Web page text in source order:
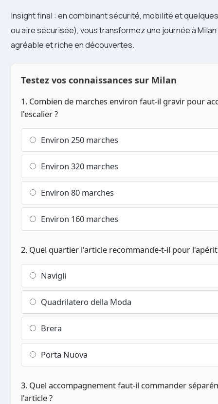
Insight final : en combinant sécurité, mobilité et
ou aire sécurisée), vous transformez une journée à
agréable et riche en découvertes.
Testez vos connaissances sur Milan
1. Combien de marches environ faut-il gravir pour
l'escalier ?
Environ 250 marches
Environ 320 marches
Environ 80 marches
Environ 160 marches
2. Quel quartier l'article recommande-t-il pour
Navigli
Quadrilatero della Moda
Brera
Porta Nuova
3. Quel accompagnement faut-il commander
l'article ?